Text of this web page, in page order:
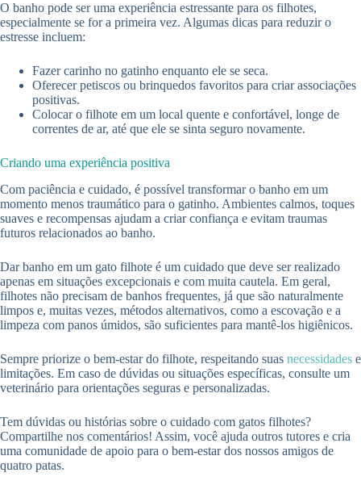
O banho pode ser uma experiência estressante para os filhotes,
especialmente se for a primeira vez. Algumas dicas para reduzir o
estresse incluem:
Fazer carinho no gatinho enquanto ele se seca.
Oferecer petiscos ou brinquedos favoritos para criar associações
positivas.
Colocar o filhote em um local quente e confortável, longe de
correntes de ar, até que ele se sinta seguro novamente.
Criando uma experiência positiva
Com paciência e cuidado, é possível transformar o banho em um
momento menos traumático para o gatinho. Ambientes calmos, toques
suaves e recompensas ajudam a criar confiança e evitam traumas
futuros relacionados ao banho.
Dar banho em um gato filhote é um cuidado que deve ser realizado
apenas em situações excepcionais e com muita cautela. Em geral,
filhotes não precisam de banhos frequentes, já que são naturalmente
limpos e, muitas vezes, métodos alternativos, como a escovação e a
limpeza com panos úmidos, são suficientes para mantê-los higiênicos.
Sempre priorize o bem-estar do filhote, respeitando suas necessidades e
limitações. Em caso de dúvidas ou situações específicas, consulte um
veterinário para orientações seguras e personalizadas.
Tem dúvidas ou histórias sobre o cuidado com gatos filhotes?
Compartilhe nos comentários! Assim, você ajuda outros tutores e cria
uma comunidade de apoio para o bem-estar dos nossos amigos de
quatro patas.